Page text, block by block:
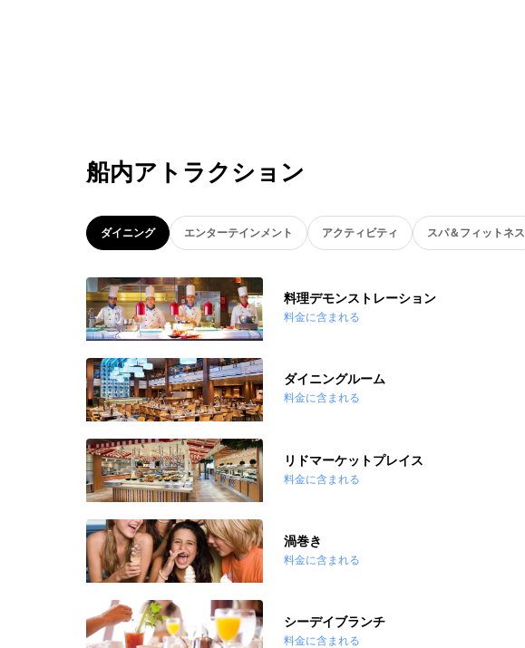
船内アトラクション
ダイニング エンターテインメント アクティビティ スパ＆フィットネス
料理デモンストレーション
料金に含まれる
ダイニングルーム
料金に含まれる
リドマーケットプレイス
料金に含まれる
渦巻き
料金に含まれる
シーデイブランチ
料金に含まれる